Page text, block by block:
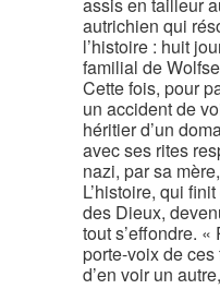
assis en tailleur
autrichien qui
l’histoire : huit
familial de
Cette fois, pour
un accident de
héritier d’un
avec ses rites
nazi, par sa
L’histoire, qui
des Dieux,
tout s’effondre.
porte-voix de
d’en voir un